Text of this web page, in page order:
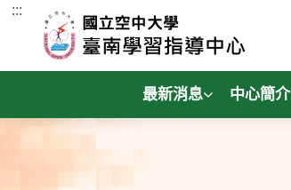
跳到主要內容區塊
:::
最新消息 中心簡介